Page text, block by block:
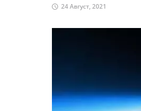
24 Август, 2021